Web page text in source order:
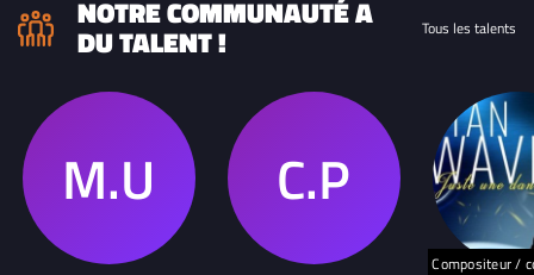
NOTRE COMMUNAUTÉ A
DU TALENT ! Tous les talents
Compositeur /